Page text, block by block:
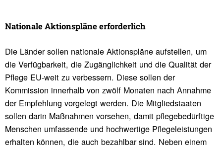
Natio­nale Akti­ons­pläne erfor­der­lich
Die Länder sollen nationale Aktionspläne aufstellen, um
die Verfügbarkeit, die Zugänglichkeit und die Qualität der
Pflege EU-weit zu verbessern. Diese sollen der
Kommission innerhalb von zwölf Monaten nach Annahme
der Empfehlung vorgelegt werden. Die Mitgliedstaaten
sollen darin Maßnahmen vorsehen, damit pflegebedürftige
Menschen umfassende und hochwertige Pflegeleistungen
erhalten können, die auch bezahlbar sind. Neben einem